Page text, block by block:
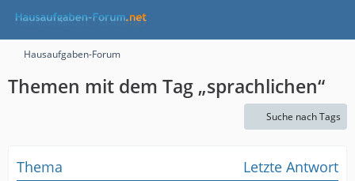
Hausaufgaben-Forum
Themen mit dem Tag „sprachlichen“
Suche nach Tags
Thema Letzte Antwort